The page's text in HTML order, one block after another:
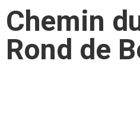
Chemin
Rond de